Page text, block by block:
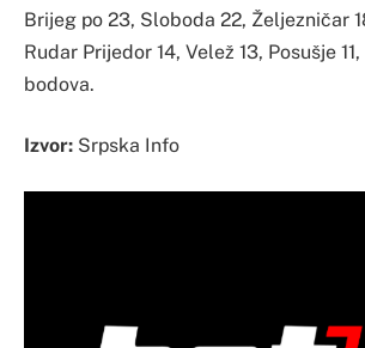
Brijeg po 23, Sloboda 22, Željezničar
Rudar Prijedor 14, Velež 13, Posušje
bodova.
Izvor: Srpska Info